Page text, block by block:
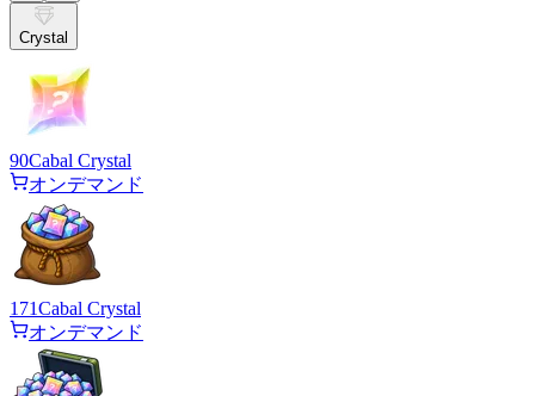
Crystal
90Cabal Crystal
オンデマンド
171Cabal Crystal
オンデマンド